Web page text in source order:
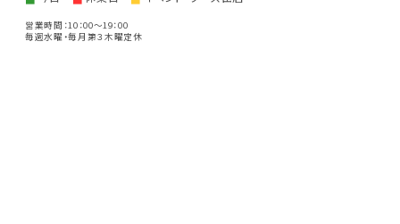
営業時間：10：00～19：00
毎週水曜・毎月第３木曜定休